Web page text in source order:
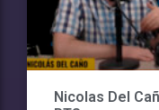
Nicolas Del